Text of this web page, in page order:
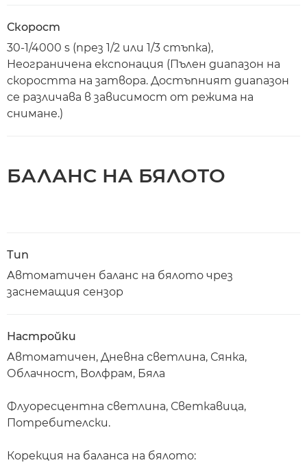
Скорост
30-1/4000 s (през 1/2 или 1/3 стъпка),
Неограничена експонация (Пълен диапазон на
скоростта на затвора. Достъпният диапазон
се различава в зависимост от режима на
снимане.)
БАЛАНС НА БЯЛОТО
Тип
Автоматичен баланс на бялото чрез
заснемащия сензор
Настройки
Автоматичен, Дневна светлина, Сянка,
Облачност, Волфрам, Бяла
Флуоресцентна светлина, Светкавица,
Потребителски.
Корекция на баланса на бялото: